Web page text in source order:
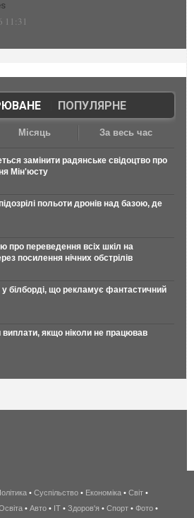
11:31
| ПОПУЛЯРНЕ
Місяць За весь час
замінити радянське свідоцтво про
Мін'юсту
польоти дронів над базою, де
про переведення всіх шкіл на
посилення нічних обстрілів
білборді, що рекламує фантастичний
виплати, якщо ніколи не працював
беспроводной
интернет
• Суспільство • Економіка • Світ •
• Авто • IT • Здоров'я • Спорт • Фото •